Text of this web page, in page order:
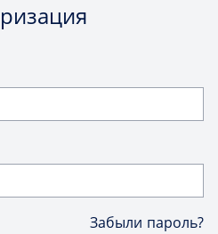
Забыли пароль?